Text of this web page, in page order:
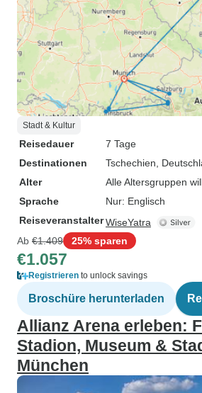
Stadt & Kultur
Reisedauer
7 Tage
Destinationen
Tschechien ,
Alter
Alle Altersgruppen
Sprache
Nur: Englisch
ReiseveranstalterWiseYatra
Ab €1.409 25% sparen
€1.057
Registrieren to unlock savings
Broschüre herunterladen
Allianz Arena erleben:
Stadion, Museum &
München